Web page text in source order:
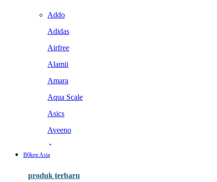
Addo
Adidas
Airfree
Alamii
Amara
Aqua Scale
Asics
Aveeno
Awan
B0kep Asia
produk terbaru